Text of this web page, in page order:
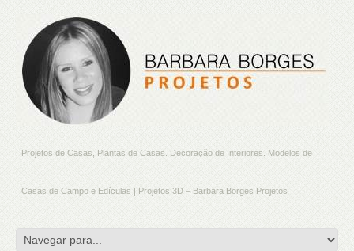
Projetos de Casas, Plantas de Casas. Decoração de Interiores. Modelos de
Casas de Campo e Edículas | Projetos 3D – Barbara Borges Projetos